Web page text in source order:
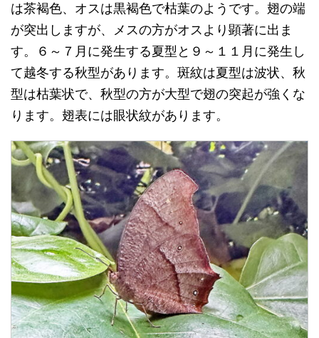
は茶褐色、オスは黒褐色で枯葉のようです。翅の端
が突出しますが、メスの方がオスより顕著に出ま
す。６～７月に発生する夏型と９～１１月に発生し
て越冬する秋型があります。斑紋は夏型は波状、秋
型は枯葉状で、秋型の方が大型で翅の突起が強くな
ります。翅表には眼状紋があります。